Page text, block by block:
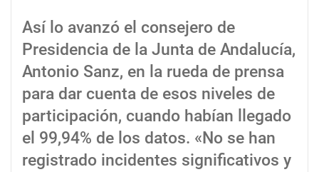
Así lo avanzó el consejero de
Presidencia de la Junta de Andalucía,
Antonio Sanz, en la rueda de prensa
para dar cuenta de esos niveles de
participación, cuando habían llegado
el 99,94% de los datos. «No se han
registrado incidentes significativos y